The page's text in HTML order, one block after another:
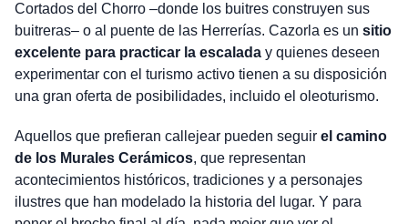
Cortados del Chorro –donde los buitres construyen sus
buitreras– o al puente de las Herrerías. Cazorla es un sitio
excelente para practicar la escaladay quienes deseen
experimentar con el turismo activo tienen a su disposición
una gran oferta de posibilidades, incluido el oleoturismo.
Aquellos que prefieran callejear pueden seguir el camino
de los Murales Cerámicos, que representan
acontecimientos históricos, tradiciones y a personajes
ilustres que han modelado la historia del lugar. Y para